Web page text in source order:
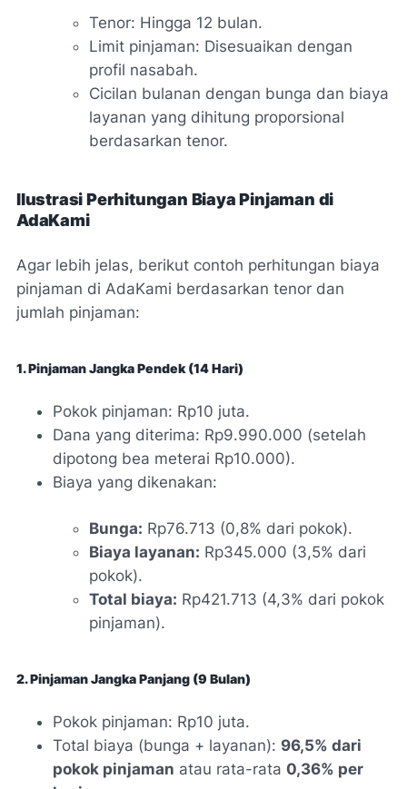
Tenor: Hingga 12 bulan.
Limit pinjaman: Disesuaikan dengan
profil nasabah.
Cicilan bulanan dengan bunga dan biaya
layanan yang dihitung proporsional
berdasarkan tenor.
Ilustrasi Perhitungan Biaya Pinjaman di
AdaKami
Agar lebih jelas, berikut contoh perhitungan biaya
pinjaman di AdaKami berdasarkan tenor dan
jumlah pinjaman:
1. Pinjaman Jangka Pendek (14 Hari)
Pokok pinjaman: Rp10 juta.
Dana yang diterima: Rp9.990.000 (setelah
dipotong bea meterai Rp10.000).
Biaya yang dikenakan:
Bunga: Rp76.713 (0,8% dari pokok).
Biaya layanan: Rp345.000 (3,5% dari
pokok).
Total biaya: Rp421.713 (4,3% dari pokok
pinjaman).
2. Pinjaman Jangka Panjang (9 Bulan)
Pokok pinjaman: Rp10 juta.
Total biaya (bunga + layanan): 96,5% dari
pokok pinjaman atau rata-rata 0,36% per